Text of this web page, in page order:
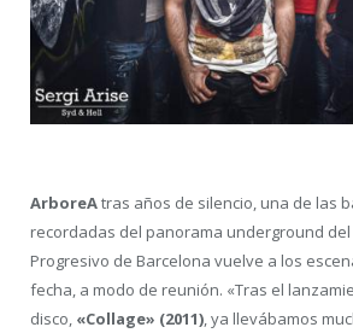
ArboreAtras años de silencio, una de las
recordadas del panorama underground del
Progresivo de Barcelona vuelve a los
fecha, a modo de reunión. «Tras el
disco, «Collage» (2011), ya llevábamos